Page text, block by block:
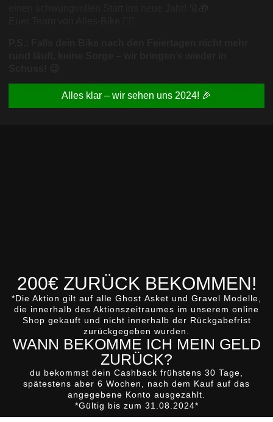
Alles klar – wir sehen uns 2024! 🎉
200€ ZURÜCK BEKOMMEN!
*Die Aktion gilt auf alle Ghost Asket und Gravel Modelle,
die innerhalb des Aktionszeitraumes im unserem online
Shop gekauft und nicht innerhalb der Rückgabefrist
zurückgegeben wurden.
WANN BEKOMME ICH MEIN GELD
ZURÜCK?
du bekommst dein Cashback frühstens 30 Tage,
spätestens aber 6 Wochen, nach dem Kauf auf das
angegebene Konto ausgezahlt.
*Gültig bis zum 31.08.2024*